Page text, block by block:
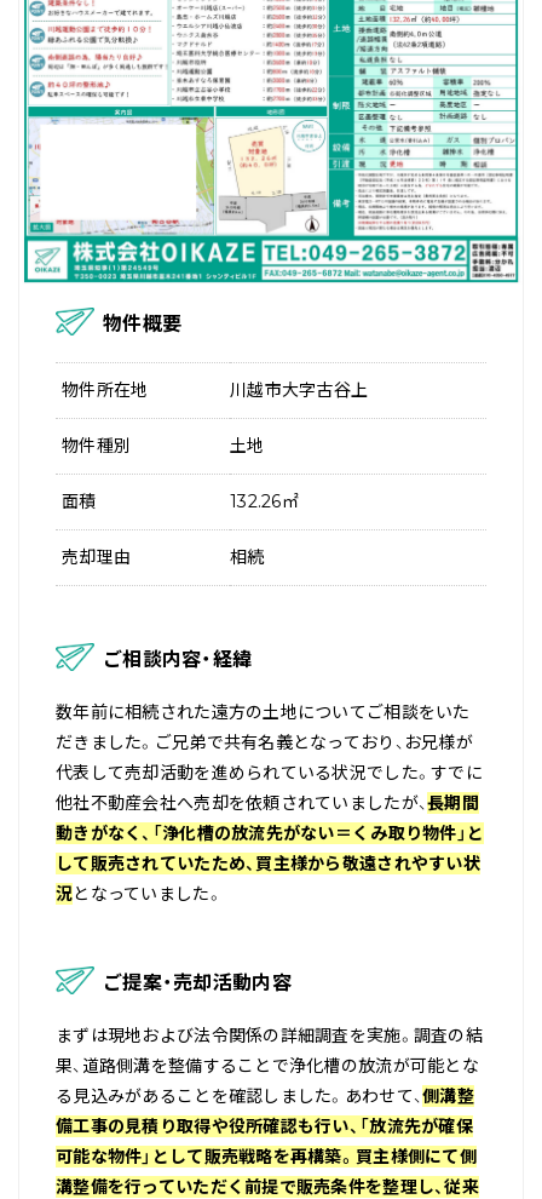
物件概要
物件所在地 川越市大字古谷上
物件種別 土地
面積 132.26㎡
売却理由 相続
ご相談内容・経緯
数年前に相続された遠方の土地についてご相談をいた
だきました。ご兄弟で共有名義となっており、お兄様が
代表して売却活動を進められている状況でした。すでに
他社不動産会社へ売却を依頼されていましたが、長期間
動きがなく、「浄化槽の放流先がない＝くみ取り物件」と
して販売されていたため、買主様から敬遠されやすい状
況となっていました。
ご提案・売却活動内容
まずは現地および法令関係の詳細調査を実施。調査の結
果、道路側溝を整備することで浄化槽の放流が可能とな
る見込みがあることを確認しました。あわせて、側溝整
備工事の見積り取得や役所確認も行い、「放流先が確保
可能な物件」として販売戦略を再構築。買主様側にて側
溝整備を行っていただく前提で販売条件を整理し、従来